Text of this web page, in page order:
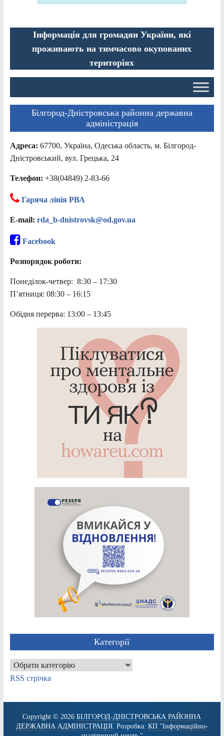
Інформація для громадян України, які
проживають на тимчасово окупованих
територіях
Білгород-Дністровська районна державна
адміністрація
Адреса: 67700, Україна, Одеська область, м. Білгород-
Дністровський, вул. Грецька, 24
Телефон: +38(04849) 2-83-66
Гаряча лінія РВА
E-mail: rda_b-dnistrovsk@od.gov.ua
Facebook
Розпорядок роботи:
Понеділок-четвер: 8:30 – 17:30
П’ятниця: 08:30 – 16:15
Обідня перерва: 13:00 – 13:45
Категорії
Категорії
RSS стрічка
Copyright © 2026БІЛГОРОД-ДНІСТРОВСЬКА РАЙОННА
ДЕРЖАВНА АДМІНІСТРАЦІЯ. Розробка: КП "Інформаційно-